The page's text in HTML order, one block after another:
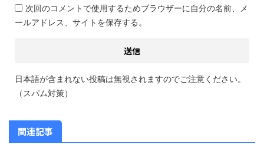
次回のコメントで使用するためブラウザーに自分の名前、メ
ールアドレス、サイトを保存する。
日本語が含まれない投稿は無視されますのでご注意ください。
（スパム対策）
関連記事